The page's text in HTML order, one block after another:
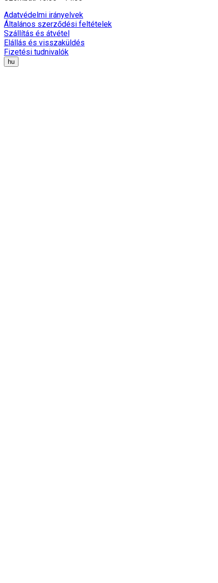
Adatvédelmi irányelvek
Általános szerződési feltételek
Szállítás és átvétel
Elállás és visszaküldés
Fizetési tudnivalók
hu